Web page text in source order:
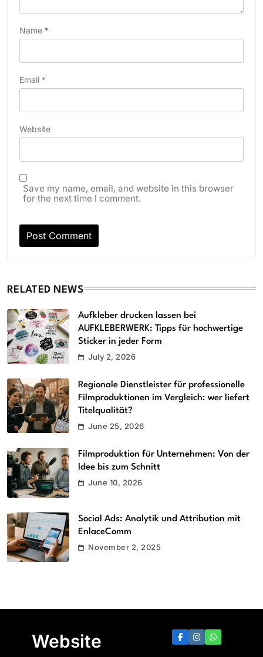
Name *
Email *
Website
Save my name, email, and website in this browser
for the next time I comment.
RELATED NEWS
Aufkleber drucken lassen bei
AUFKLEBERWERK: Tipps für hochwertige
Sticker in jeder Form
July 2, 2026
Regionale Dienstleister für professionelle
Filmproduktionen im Vergleich: wer liefert
Titelqualität?
June 25, 2026
Filmproduktion für Unternehmen: Von der
Idee bis zum Schnitt
June 10, 2026
Social Ads: Analytik und Attribution mit
EnlaceComm
November 2, 2025
Website